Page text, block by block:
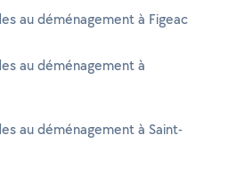
au déménagement à Figeac
au déménagement à
au déménagement à Saint-